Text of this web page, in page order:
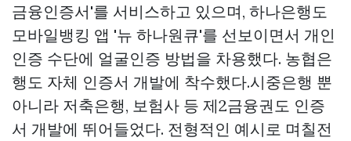
금융인증서'를 서비스하고 있으며, 하나은행도
모바일뱅킹 앱 '뉴 하나원큐'를 선보이면서 개인
인증 수단에 얼굴인증 방법을 차용했다. 농협은
행도 자체 인증서 개발에 착수했다.시중은행 뿐
아니라 저축은행, 보험사 등 제2금융권도 인증
서 개발에 뛰어들었다. 전형적인 예시로 며칠전